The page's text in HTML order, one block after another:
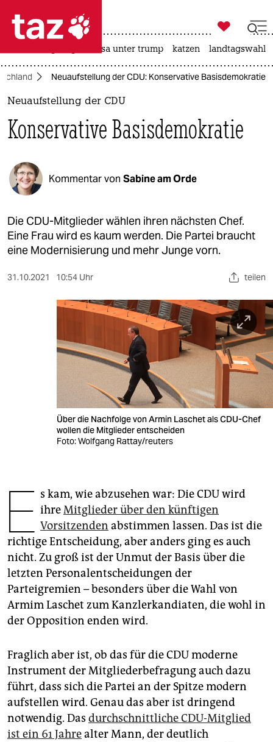
 taz zahl ich
taz zahl ich
politik
öko
gesellschaft
kultur
sport
berlin
genossenschaft
epaper login

taz zahl ich
usa unter trump katzen landtagswahl
Neuaufstellung der CDU: Konservative Basisdemokratie
Neuaufstellung der CDU
Konservative Basisdemokratie
Kommentar von Sabine am Orde
Die CDU-Mitglieder wählen ihren nächsten Chef.
Eine Frau wird es kaum werden. Die Partei braucht
eine Modernisierung und mehr Junge vorn.
31.10.2021 10:54 Uhr teilen
Über die Nachfolge von Armin Laschet als CDU-Chef
wollen die Mitglieder entscheiden
Foto: Wolfgang Rattay/reuters
E s kam, wie abzusehen war: Die CDU wird
ihreMitglieder über den künftigen
Vorsitzenden abstimmen lassen. Das ist die
richtige Entscheidung, aber anders ging es auch
nicht. Zu groß ist der Unmut der Basis über die
letzten Personalentscheidungen der
Parteigremien – besonders über die Wahl von
Armim Laschet zum Kanzlerkandiaten, die wohl in
der Opposition enden wird.
Fraglich aber ist, ob das für die CDU moderne
Instrument der Mitgliederbefragung auch dazu
führt, dass sich die Partei an der Spitze modern
aufstellen wird. Genau das aber ist dringend
notwendig. Das durchschnittliche CDU-Mitglied
ist ein 61 Jahrealter Mann, der deutlich